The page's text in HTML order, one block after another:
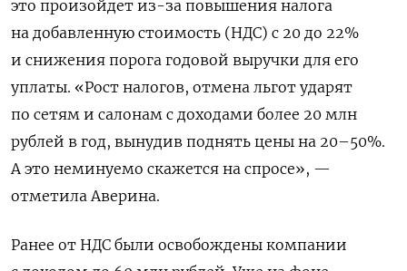
это произойдет из-за повышения налога
на добавленную стоимость (НДС) с 20 до 22%
и снижения порога годовой выручки для его
уплаты. «Рост налогов, отмена льгот ударят
по сетям и салонам с доходами более 20 млн
рублей в год, вынудив поднять цены на 20–50%.
А это неминуемо скажется на спросе», —
отметила Аверина.
Ранее от НДС были освобождены компании